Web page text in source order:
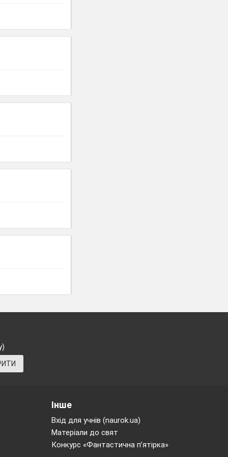
Інше
Вхід для учнів (naurok.ua)
Матеріали до свят
Конкурс «Фантастична п’ятірка»